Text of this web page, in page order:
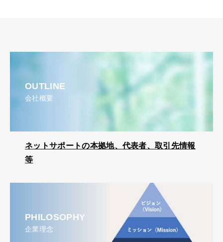
OUTLINE
会社概要
ネットサポートの本拠地、代表者、取引先情報
等
PHILOSOPHY
企業理念